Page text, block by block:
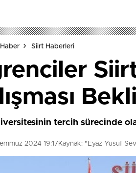
Siirt Haberleri
tercih sürecinde
2024 19:17Kaynak: "Eyaz Yusuf